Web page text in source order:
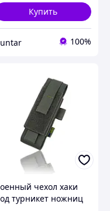
Купить
100%
чехол хаки
турникет ножниц